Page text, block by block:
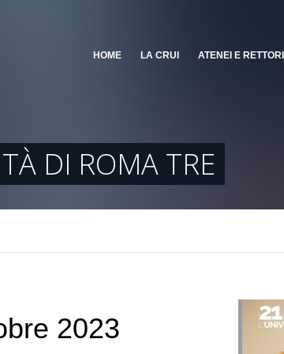
HOME LA CRUI ATENEI E RETTORI
DI ROMA TRE
2023